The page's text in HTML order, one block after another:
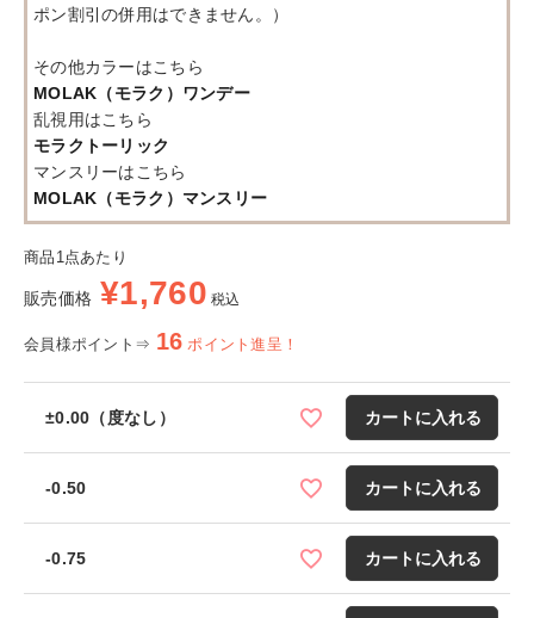
ポン割引の併用はできません。）
その他カラーはこちら
MOLAK（モラク）ワンデー
乱視用はこちら
モラクトーリック
マンスリーはこちら
MOLAK（モラク）マンスリー
商品1点あたり
販売価格 ¥1,760 税込
会員様ポイント⇒ 16 ポイント進呈！
±0.00（度なし） カートに入れる
-0.50 カートに入れる
-0.75 カートに入れる